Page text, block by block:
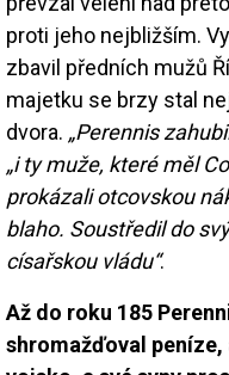
proti jeho nejbližším.
zbavil předních mužů
majetku se brzy stal
dvora. „Perennis
„i ty muže, které měl
prokázali otcovskou
blaho. Soustředil do
císařskou vládu“.
Až do roku 185
shromažďoval